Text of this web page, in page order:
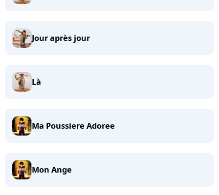
Jour après jour
Là
Ma Poussiere Adoree
Mon Ange